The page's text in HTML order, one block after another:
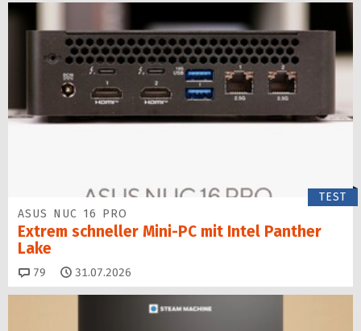
TEST
ASUS NUC 16 PRO
Extrem schneller Mini-PC mit Intel Panther
Lake
79 Kommentare
31.07.2026